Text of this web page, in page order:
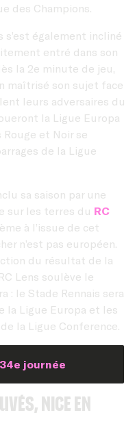
des Champions.
s’est également incliné
entré dans son
la 2e minute de jeu,
maîtrisé son sujet face
leurs adversaires du
la Ligue Europa
Rouge et Noir se
de la Ligue
sa saison par une
sur les terres du RC
à l’issue de cet
n’est pas européen.
du résultat de la
Lens soulève le
: le Stade Rennais sera
la Ligue Europa et les
la Ligue Conference.
journée
Nice en